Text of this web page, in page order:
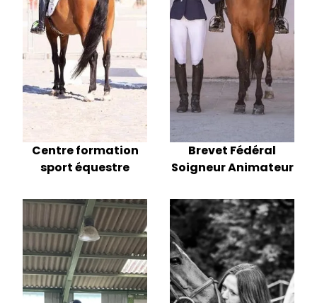
Centre formation
sport équestre
Brevet Fédéral
Soigneur Animateur